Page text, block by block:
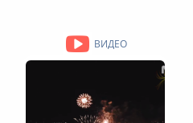
ВИДЕО